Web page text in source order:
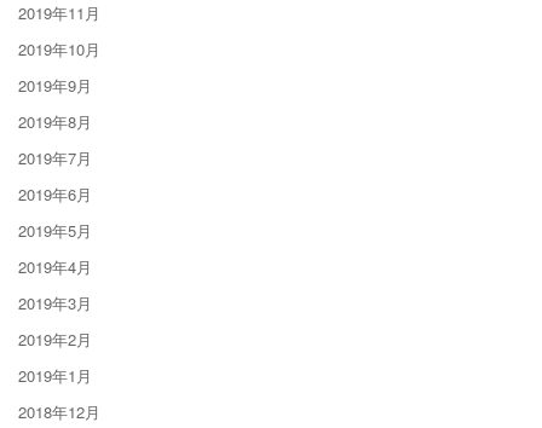
2019年11月
2019年10月
2019年9月
2019年8月
2019年7月
2019年6月
2019年5月
2019年4月
2019年3月
2019年2月
2019年1月
2018年12月